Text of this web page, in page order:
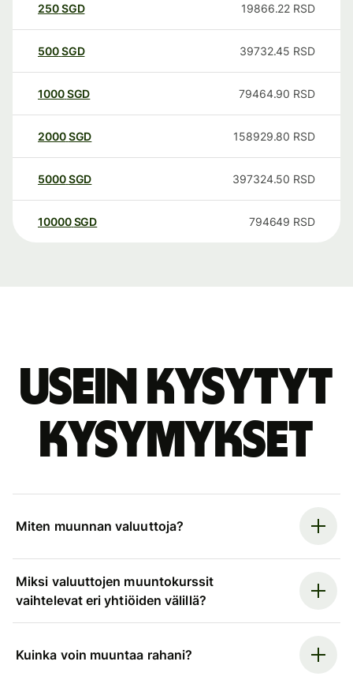
250SGD 19866.22 RSD
500SGD 39732.45 RSD
1000SGD 79464.90 RSD
2000SGD 158929.80 RSD
5000SGD 397324.50 RSD
10000 SGD 794649 RSD
Usein kysytyt
kysymykset
Miten muunnan valuuttoja?
Miksi valuuttojen muuntokurssit
vaihtelevat eri yhtiöiden välillä?
Kuinka voin muuntaa rahani?